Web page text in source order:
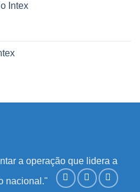
Intex
a operação que lidera a
nacional."